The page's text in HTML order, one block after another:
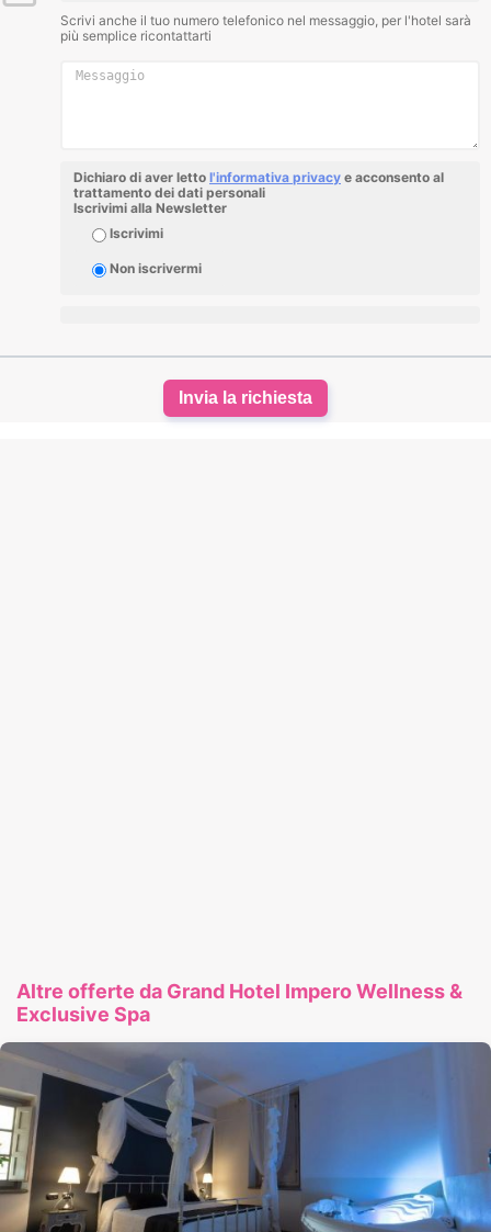
Scrivi anche il tuo numero telefonico nel messaggio, per l'hotel sarà
più semplice ricontattarti
Dichiaro di aver letto l'informativa privacy e acconsento al
trattamento dei dati personali
Iscrivimi alla Newsletter
Iscrivimi
Non iscrivermi
Invia la richiesta
Altre offerte da Grand Hotel Impero Wellness &
Exclusive Spa